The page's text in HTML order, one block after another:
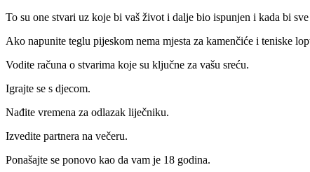
To su one stvari uz koje bi vaš život i dalje bio ispunjen i kada bi
Ako napunite teglu pijeskom nema mjesta za kamenčiće i teniske
Vodite računa o stvarima koje su ključne za vašu sreću.
Igrajte se s djecom.
Nađite vremena za odlazak liječniku.
Izvedite partnera na večeru.
Ponašajte se ponovo kao da vam je 18 godina.